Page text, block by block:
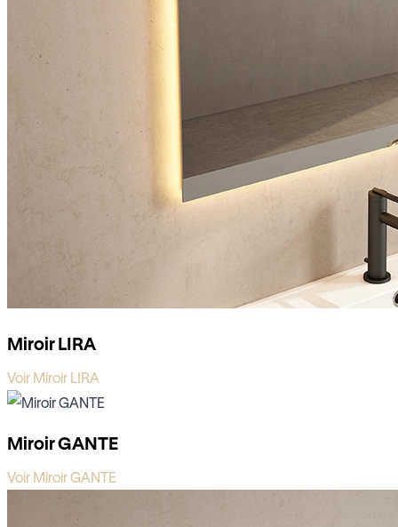
Miroir LIRA
Voir Miroir LIRA
Miroir GANTE
Voir Miroir GANTE